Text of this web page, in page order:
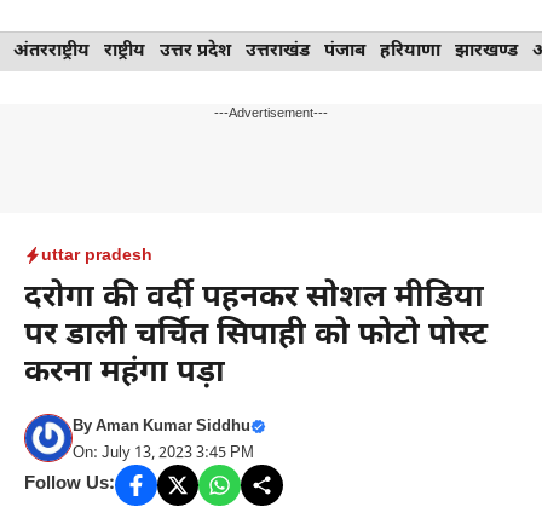
Skip
to
अंतरराष्ट्रीय राष्ट्रीय उत्तर प्रदेश उत्तराखंड पंजाब हरियाणा झारखण्ड
---Advertisement---
uttar pradesh
दरोगा की वर्दी पहनकर सोशल मीडिया
पर डाली चर्चित सिपाही को फोटो पोस्ट
करना महंगा पड़ा
ByAman Kumar Siddhu
On: July 13, 2023 3:45 PM
Follow Us: